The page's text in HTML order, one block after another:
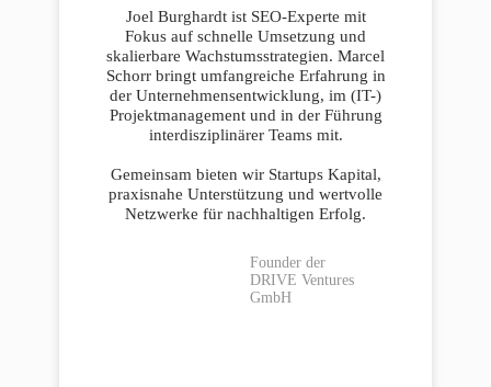
Joel Burghardt ist SEO-Experte mit
Fokus auf schnelle Umsetzung und
skalierbare Wachstumsstrategien. Marcel
Schorr bringt umfangreiche Erfahrung in
der Unternehmensentwicklung, im (IT-)
Projektmanagement und in der Führung
interdisziplinärer Teams mit.
Gemeinsam bieten wir Startups Kapital,
praxisnahe Unterstützung und wertvolle
Netzwerke für nachhaltigen Erfolg.
Founder der
DRIVE Ventures
GmbH